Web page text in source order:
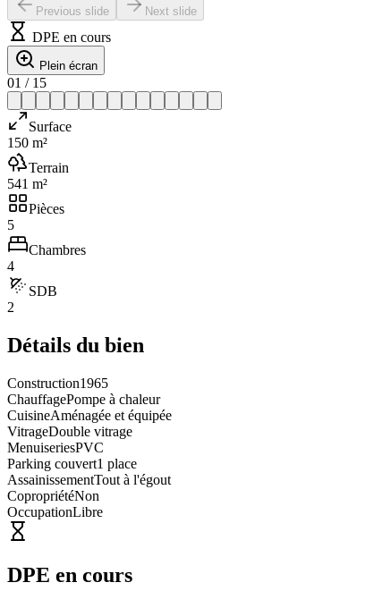
Previous slide Next slide
DPE en cours
Plein écran
01 / 15
Surface
150 m²
Terrain
541 m²
Pièces
5
Chambres
4
SDB
2
Détails du bien
Construction1965
ChauffagePompe à chaleur
CuisineAménagée et équipée
VitrageDouble vitrage
MenuiseriesPVC
Parking couvert1 place
AssainissementTout à l'égout
CopropriétéNon
OccupationLibre
DPE en cours